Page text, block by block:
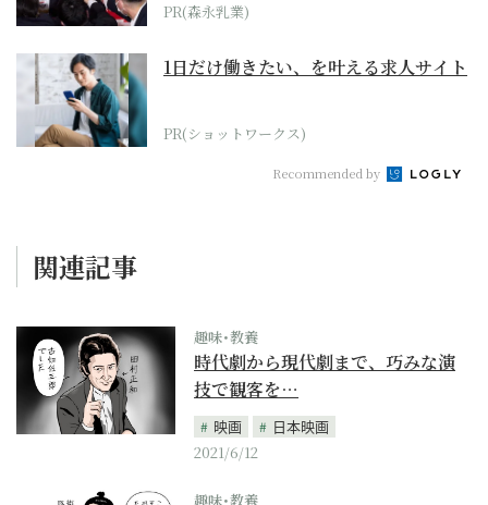
PR(森永乳業)
1日だけ働きたい、を叶える求人サイト
PR(ショットワークス)
Recommended by
関連記事
趣味･教養
時代劇から現代劇まで、巧みな演
技で観客を…
映画
日本映画
2021/6/12
趣味･教養